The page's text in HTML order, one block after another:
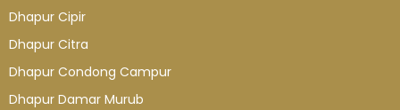
Dhapur Cipir
Dhapur Citra
Dhapur Condong Campur
Dhapur Damar Murub